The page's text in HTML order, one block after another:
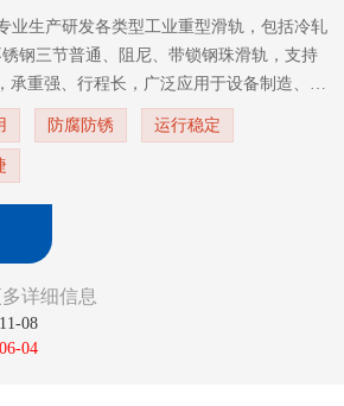
业生产研发各类型工业重型滑轨，包括冷轧
锈钢三节普通、阻尼、带锁钢珠滑轨，支持
承重强、行程长，广泛应用于设备制造、工
车改装等行业，是值得信赖的专业重型滑轨
防腐防锈 运行稳定
详细信息
08
04